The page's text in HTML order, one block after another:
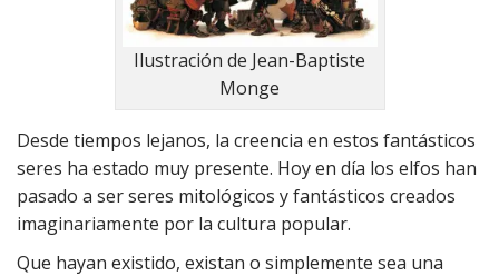
Ilustración de Jean-Baptiste
Monge
Desde tiempos lejanos, la creencia en estos fantásticos
seres ha estado muy presente. Hoy en día los elfos han
pasado a ser seres mitológicos y fantásticos creados
imaginariamente por la cultura popular.
Que hayan existido, existan o simplemente sea una